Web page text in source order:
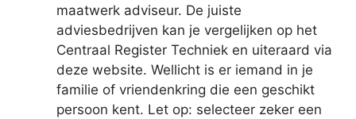
maatwerk adviseur. De juiste
adviesbedrijven kan je vergelijken op het
Centraal Register Techniek en uiteraard via
deze website. Wellicht is er iemand in je
familie of vriendenkring die een geschikt
persoon kent. Let op: selecteer zeker een